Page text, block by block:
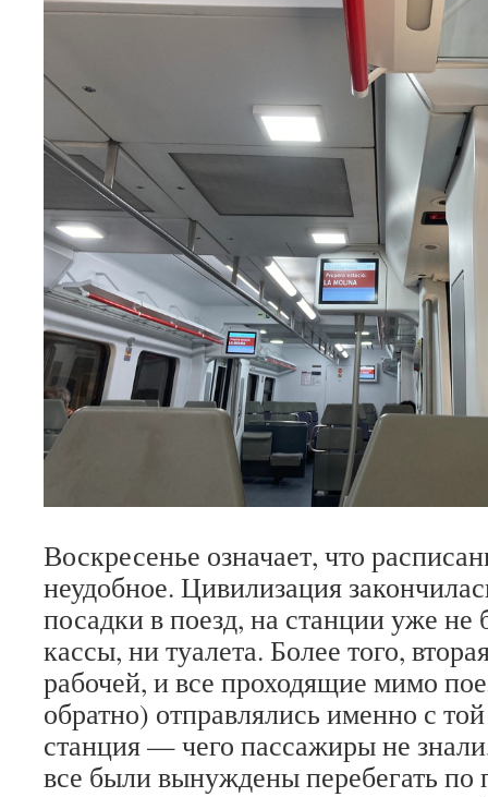
Воскресенье означает, что
неудобное. Цивилизация
посадки в поезд, на станции уже
кассы, ни туалета. Более того,
рабочей, и все проходящие мимо
обратно) отправлялись именно с
станция — чего пассажиры не
все были вынуждены перебегать по